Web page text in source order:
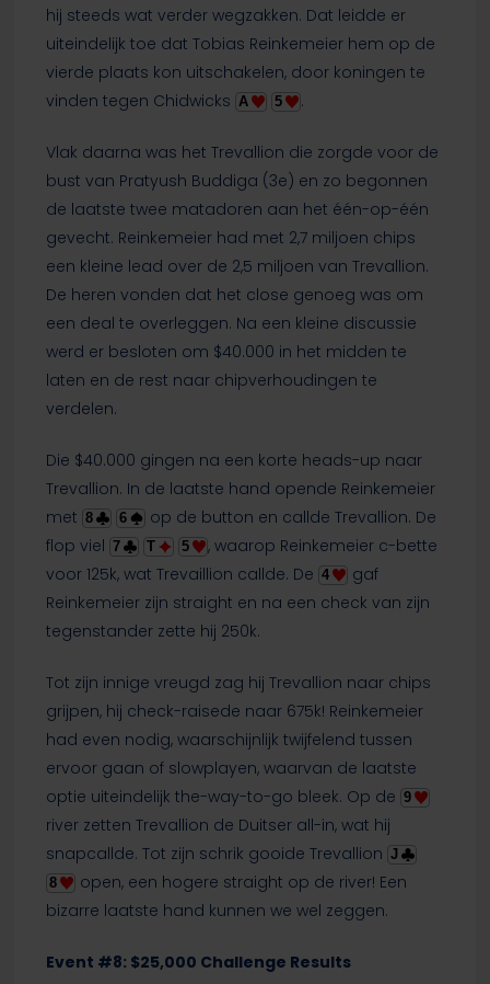
hij steeds wat verder wegzakken. Dat leidde er
uiteindelijk toe dat Tobias Reinkemeier hem op de
vierde plaats kon uitschakelen, door koningen te
vinden tegen Chidwicks A 5 .
Vlak daarna was het Trevallion die zorgde voor de
bust van Pratyush Buddiga (3e) en zo begonnen
de laatste twee matadoren aan het één-op-één
gevecht. Reinkemeier had met 2,7 miljoen chips
een kleine lead over de 2,5 miljoen van Trevallion.
De heren vonden dat het close genoeg was om
een deal te overleggen. Na een kleine discussie
werd er besloten om $40.000 in het midden te
laten en de rest naar chipverhoudingen te
verdelen.
Die $40.000 gingen na een korte heads-up naar
Trevallion. In de laatste hand opende Reinkemeier
met 8 6
op de button en callde Trevallion. De
flop viel 7 T 5
, waarop Reinkemeier c-bette
voor 125k, wat Trevaillion callde. De 4
gaf
Reinkemeier zijn straight en na een check van zijn
tegenstander zette hij 250k.
Tot zijn innige vreugd zag hij Trevallion naar chips
grijpen, hij check-raisede naar 675k! Reinkemeier
had even nodig, waarschijnlijk twijfelend tussen
ervoor gaan of slowplayen, waarvan de laatste
optie uiteindelijk the-way-to-go bleek. Op de 9
river zetten Trevallion de Duitser all-in, wat hij
snapcallde. Tot zijn schrik gooide Trevallion J
8
open, een hogere straight op de river! Een
bizarre laatste hand kunnen we wel zeggen.
Event #8: $25,000 Challenge Results